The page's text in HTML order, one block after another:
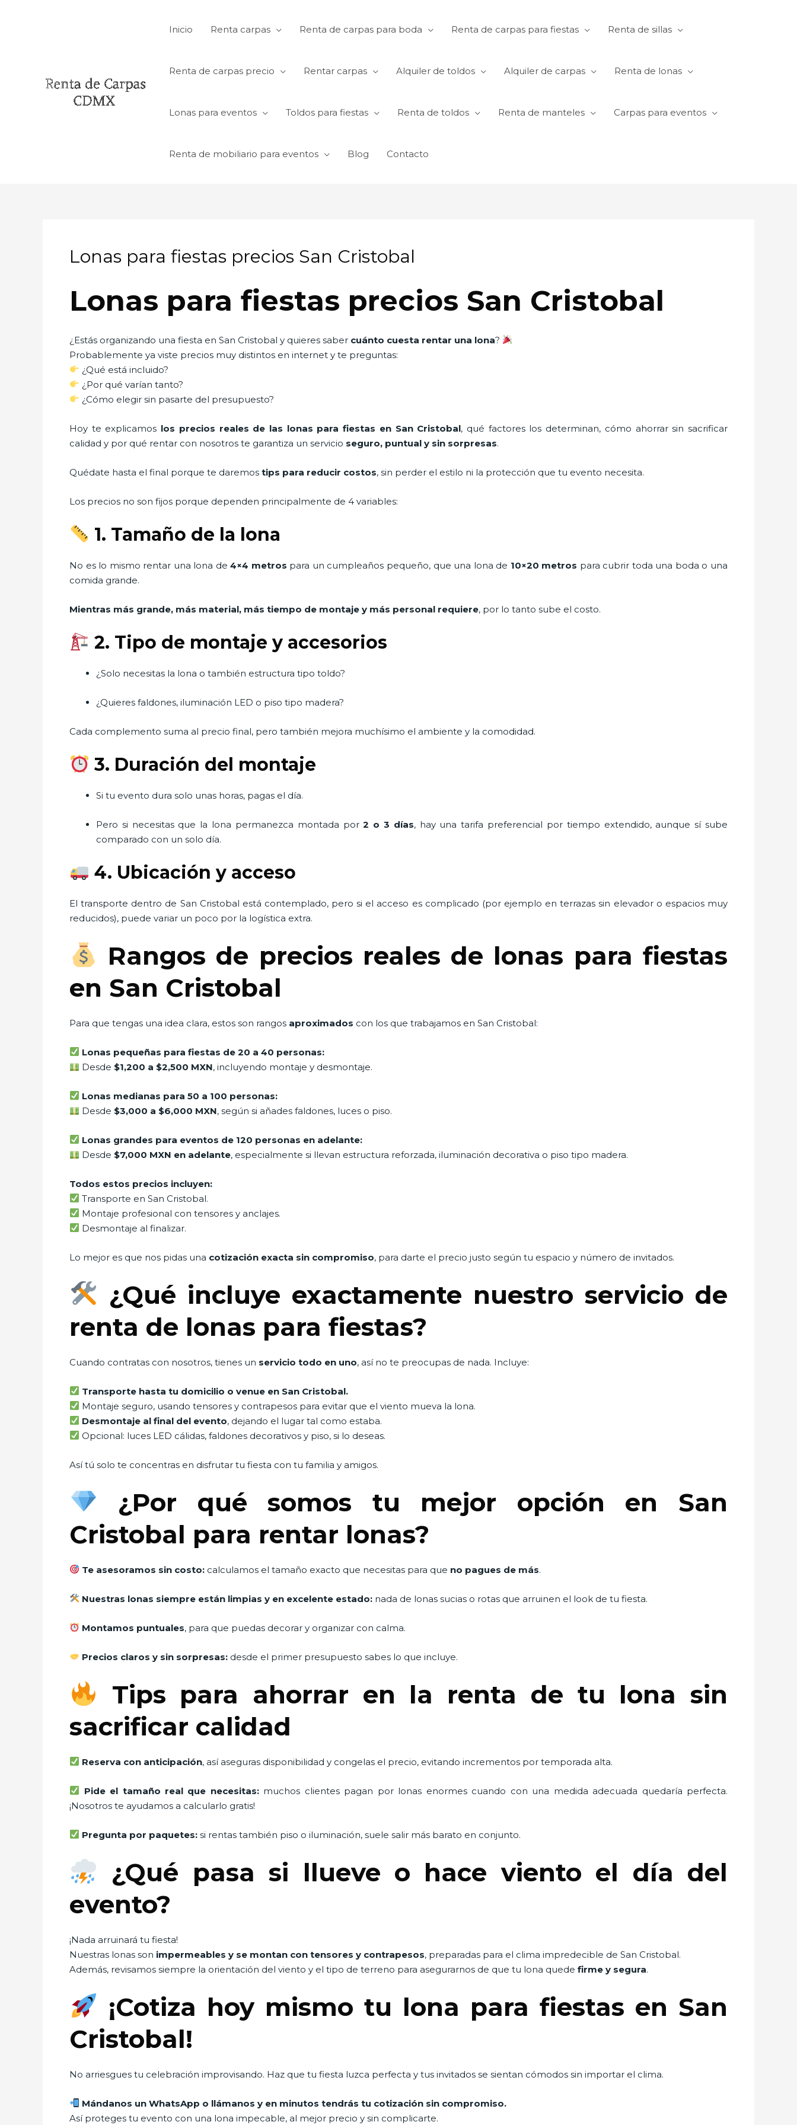
Inicio Renta carpas Renta de carpas para boda Renta de carpas para fiestas Renta de sillas
Renta de carpas precio Rentar carpas Alquiler de toldos Alquiler de carpas Renta de lonas
Lonas para eventos Toldos para fiestas Renta de toldos Renta de manteles Carpas para eventos
Renta de mobiliario para eventos Blog Contacto
Lonas para fiestas precios San Cristobal
Lonas para fiestas precios San Cristobal
¿Estás organizando una fiesta en San Cristobal y quieres saber cuánto cuesta rentar una lona?
Probablemente ya viste precios muy distintos en internet y te preguntas:
¿Qué está incluido?
¿Por qué varían tanto?
¿Cómo elegir sin pasarte del presupuesto?
Hoy te explicamos los precios reales de las lonas para fiestas en San Cristobal, qué factores los determinan, cómo ahorrar sin sacrificar
calidad y por qué rentar con nosotros te garantiza un servicio seguro, puntual y sin sorpresas.
Quédate hasta el final porque te daremos tips para reducir costos, sin perder el estilo ni la protección que tu evento necesita.
Los precios no son fijos porque dependen principalmente de 4 variables:
1. Tamaño de la lona
No es lo mismo rentar una lona de4×4 metros para un cumpleaños pequeño, que una lona de 10×20 metros para cubrir toda una boda o una
comida grande.
Mientras más grande, más material, más tiempo de montaje y más personal requiere, por lo tanto sube el costo.
2. Tipo de montaje y accesorios
¿Solo necesitas la lona o también estructura tipo toldo?
¿Quieres faldones, iluminación LED o piso tipo madera?
Cada complemento suma al precio final, pero también mejora muchísimo el ambiente y la comodidad.
3. Duración del montaje
Si tu evento dura solo unas horas, pagas el día.
Pero si necesitas que la lona permanezca montada por2 o 3 días, hay una tarifa preferencial por tiempo extendido, aunque sí sube
comparado con un solo día.
4. Ubicación y acceso
El transporte dentro de San Cristobal está contemplado, pero si el acceso es complicado (por ejemplo en terrazas sin elevador o espacios muy
reducidos), puede variar un poco por la logística extra.
Rangos de precios reales de lonas para fiestas
en San Cristobal
Para que tengas una idea clara, estos son rangos aproximados con los que trabajamos en San Cristobal:
Lonas pequeñas para fiestas de 20 a 40 personas:
Desde $1,200 a $2,500 MXN, incluyendo montaje y desmontaje.
Lonas medianas para 50 a 100 personas:
Desde $3,000 a $6,000 MXN, según si añades faldones, luces o piso.
Lonas grandes para eventos de 120 personas en adelante:
Desde $7,000 MXN en adelante, especialmente si llevan estructura reforzada, iluminación decorativa o piso tipo madera.
Todos estos precios incluyen:
Transporte en San Cristobal.
Montaje profesional con tensores y anclajes.
Desmontaje al finalizar.
Lo mejor es que nos pidas una cotización exacta sin compromiso, para darte el precio justo según tu espacio y número de invitados.
¿Qué incluye exactamente nuestro servicio de
renta de lonas para fiestas?
Cuando contratas con nosotros, tienes un servicio todo en uno, así no te preocupas de nada. Incluye:
Transporte hasta tu domicilio o venue en San Cristobal.
Montaje seguro, usando tensores y contrapesos para evitar que el viento mueva la lona.
Desmontaje al final del evento, dejando el lugar tal como estaba.
Opcional: luces LED cálidas, faldones decorativos y piso, si lo deseas.
Así tú solo te concentras en disfrutar tu fiesta con tu familia y amigos.
¿Por qué somos tu mejor opción en San
Cristobal para rentar lonas?
Te asesoramos sin costo: calculamos el tamaño exacto que necesitas para que no pagues de más.
Nuestras lonas siempre están limpias y en excelente estado: nada de lonas sucias o rotas que arruinen el look de tu fiesta.
Montamos puntuales, para que puedas decorar y organizar con calma.
Precios claros y sin sorpresas: desde el primer presupuesto sabes lo que incluye.
Tips para ahorrar en la renta de tu lona sin
sacrificar calidad
Reserva con anticipación, así aseguras disponibilidad y congelas el precio, evitando incrementos por temporada alta.
Pide el tamaño real que necesitas:muchos clientes pagan por lonas enormes cuando con una medida adecuada quedaría perfecta.
¡Nosotros te ayudamos a calcularlo gratis!
Pregunta por paquetes: si rentas también piso o iluminación, suele salir más barato en conjunto.
¿Qué pasa si llueve o hace viento el día del
evento?
¡Nada arruinará tu fiesta!
Nuestras lonas son impermeables y se montan con tensores y contrapesos, preparadas para el clima impredecible de San Cristobal.
Además, revisamos siempre la orientación del viento y el tipo de terreno para asegurarnos de que tu lona quede firme y segura.
¡Cotiza hoy mismo tu lona para fiestas en San
Cristobal!
No arriesgues tu celebración improvisando. Haz que tu fiesta luzca perfecta y tus invitados se sientan cómodos sin importar el clima.
Mándanos un WhatsApp o llámanos y en minutos tendrás tu cotización sin compromiso.
Así proteges tu evento con una lona impecable, al mejor precio y sin complicarte.